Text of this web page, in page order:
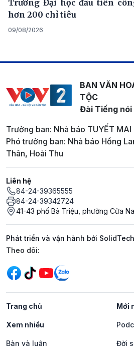
Trường Đại học đầu tiên
hơn 200 chỉ tiêu
09/08/2026
BAN VĂN
TỘC
Đài Tiếng nói
Trưởng ban: Nhà báo TUYẾT MAI
Phó trưởng ban: Nhà báo Hồng
Thân, Hoài Thu
Liên hệ
84-24-39365555
84-24-39342724
41-43 phố Bà Triệu, phường Cửa
Phát triển và vận hành bởi SolidTech
Mạng xã hội
Theo dõi:
Trang chủ Mới
Xem nhiều
Bàn và luận Đời